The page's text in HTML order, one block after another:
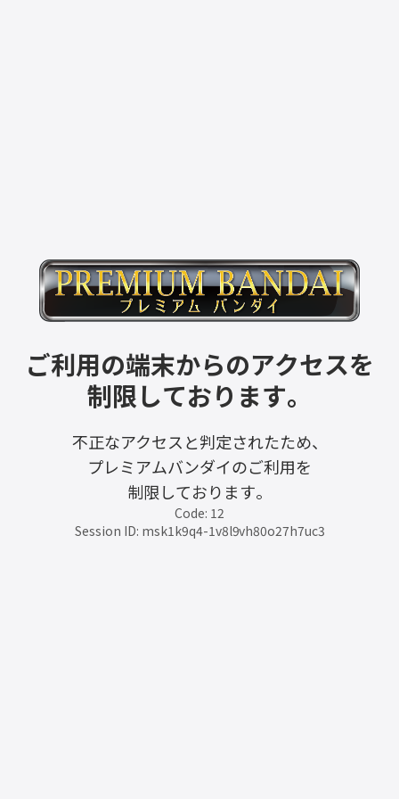
ご利用の端末からのアクセスを
制限しております。
不正なアクセスと判定されたため、
プレミアムバンダイのご利用を
制限しております。
Code: 12
Session ID: msk1k9q4-1v8l9vh80o27h7uc3